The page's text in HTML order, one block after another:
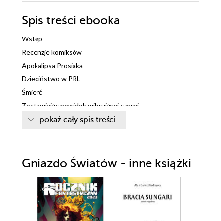
Spis treści ebooka
Wstęp
Recenzje komiksów
Apokalipsa Prosiaka
Dzieciństwo w PRL
Śmierć
Zostawiając powidok wibrującej czerni
Hardkorporacja #1
Pirat #1
The Mash-up Trio
Maszin #3
Komiks Forum 2008
Ghost World
pokaż cały spis treści
Gniazdo Światów - inne książki